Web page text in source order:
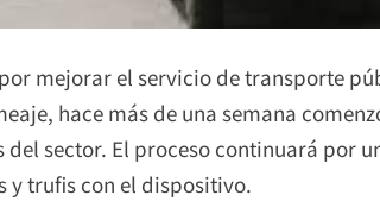
mejorar el servicio de transporte
hace más de una semana
del sector. El proceso continuará por
y trufis con el dispositivo.